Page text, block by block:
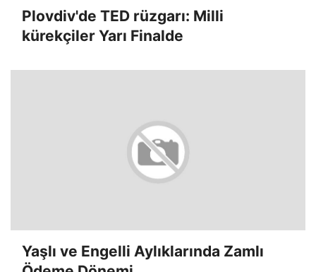
Plovdiv'de TED rüzgarı: Milli
kürekçiler Yarı Finalde
Yaşlı ve Engelli Aylıklarında Zamlı